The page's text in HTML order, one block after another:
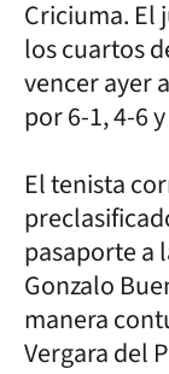
Criciuma. El
los cuartos
vencer ayer
por 6-1, 4-6
El tenista
pasaporte a
Gonzalo
manera
Vergara del